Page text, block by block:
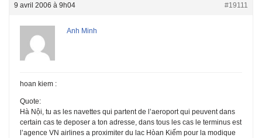
9 avril 2006 à 9h04 #19111
Anh Minh
hoan kiem :
Quote:
Hà Nội, tu as les navettes qui partent de l’aeroport qui peuvent dans
certain cas te deposer a ton adresse, dans tous les cas le terminus est
l’agence VN airlines a proximiter du lac Hòan Kiếm pour la modique